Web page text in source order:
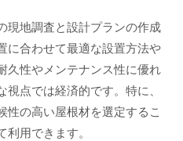
現地調査と設計プランの作成
に合わせて最適な設置方法や
久性やメンテナンス性に優れ
点では経済的です。特に、
性の高い屋根材を選定するこ
用できます。